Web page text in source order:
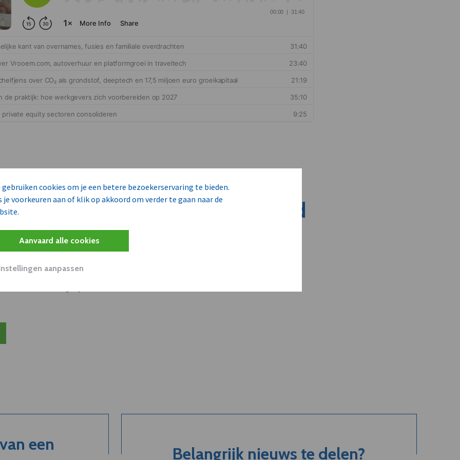
gebruiken cookies om je een betere bezoekerservaring te bieden.
je voorkeuren aan of klik op akkoord om verder te gaan naar de
Aanvaard alle cookies
aanpassen
14 commerciële kansen rond
aan dit bedrijf verkopen?
klant worden van deze onderneming?
worden mogelijk relevant?
een
Belangrijk nieuws te delen?